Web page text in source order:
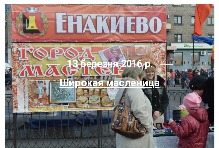
13 березня 2016 р.
Широкая масленица